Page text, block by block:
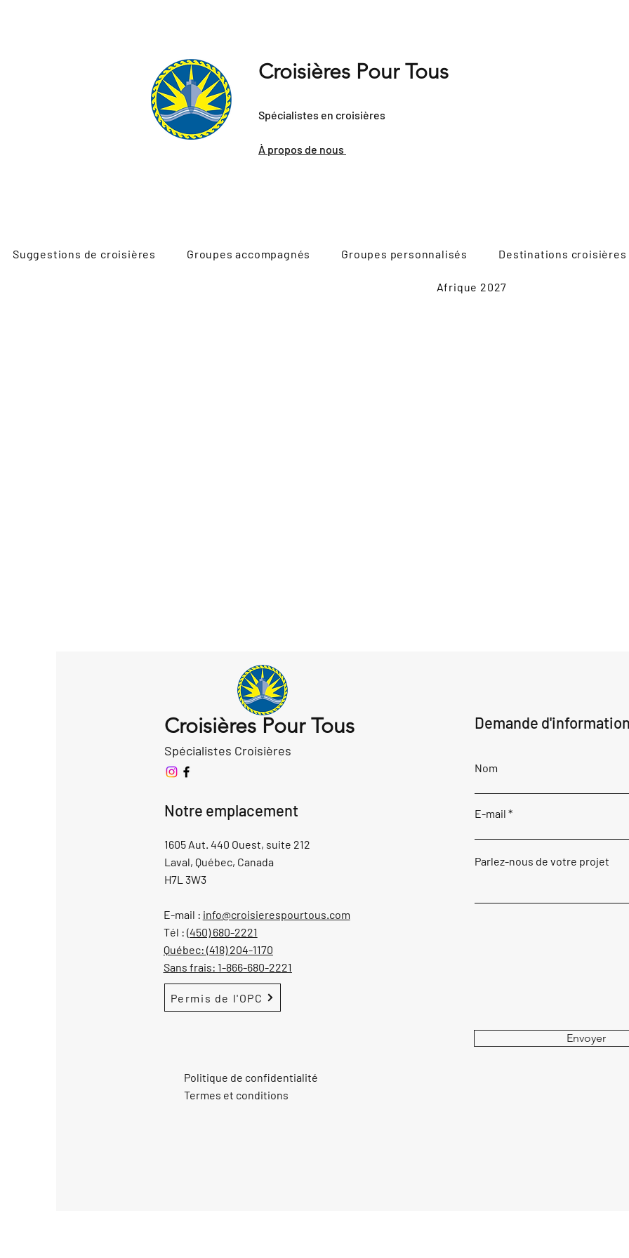
Croisières Pour Tous
Spécialistes en croisières
À propos de nous
Suggestions de croisières Groupes accompagnés Groupes personnalisés Destinations croisières
Afrique 2027
Croisières Pour Tous
Spécialistes Croisières
Notre emplacement
1605 Aut. 440 Ouest, suite 212
Laval, Québec, Canada
H7L 3W3
E-mail : info@croisierespourtous.com
Tél : (450) 680-2221
Québec: (418) 204-1170
Sans frais: 1-866-680-2221
Permis de l'OPC
Demande
Nom
E-mail
Parlez-nous de votre projet
Envoyer
Politique de confidentialité
Termes et conditions